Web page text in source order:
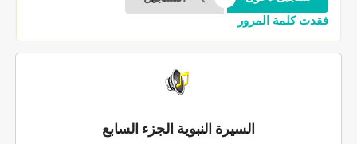
فقدت كلمة المرور
السيرة النبوية الجزء السابع